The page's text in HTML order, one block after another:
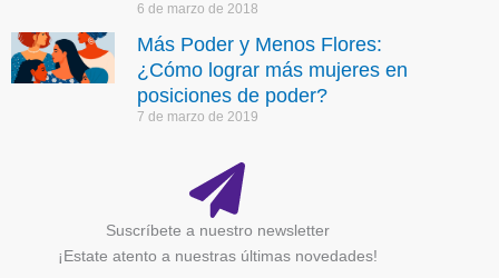
6 de marzo de 2018
Más Poder y Menos Flores:
¿Cómo lograr más mujeres en
posiciones de poder?
7 de marzo de 2019
Suscríbete a nuestro newsletter
¡Estate atento a nuestras últimas novedades!